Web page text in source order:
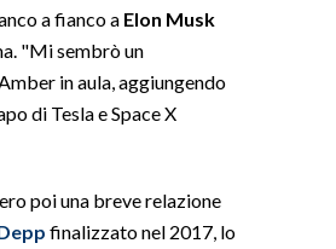
a fianco a Elon Musk
"Mi sembrò un
in aula, aggiungendo
di Tesla e Space X
poi una breve relazione
finalizzato nel 2017, lo